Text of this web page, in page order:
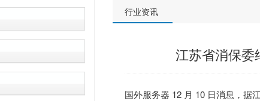
行业资讯
江苏省消保委
国外服务器 12 月 10 日消息，据